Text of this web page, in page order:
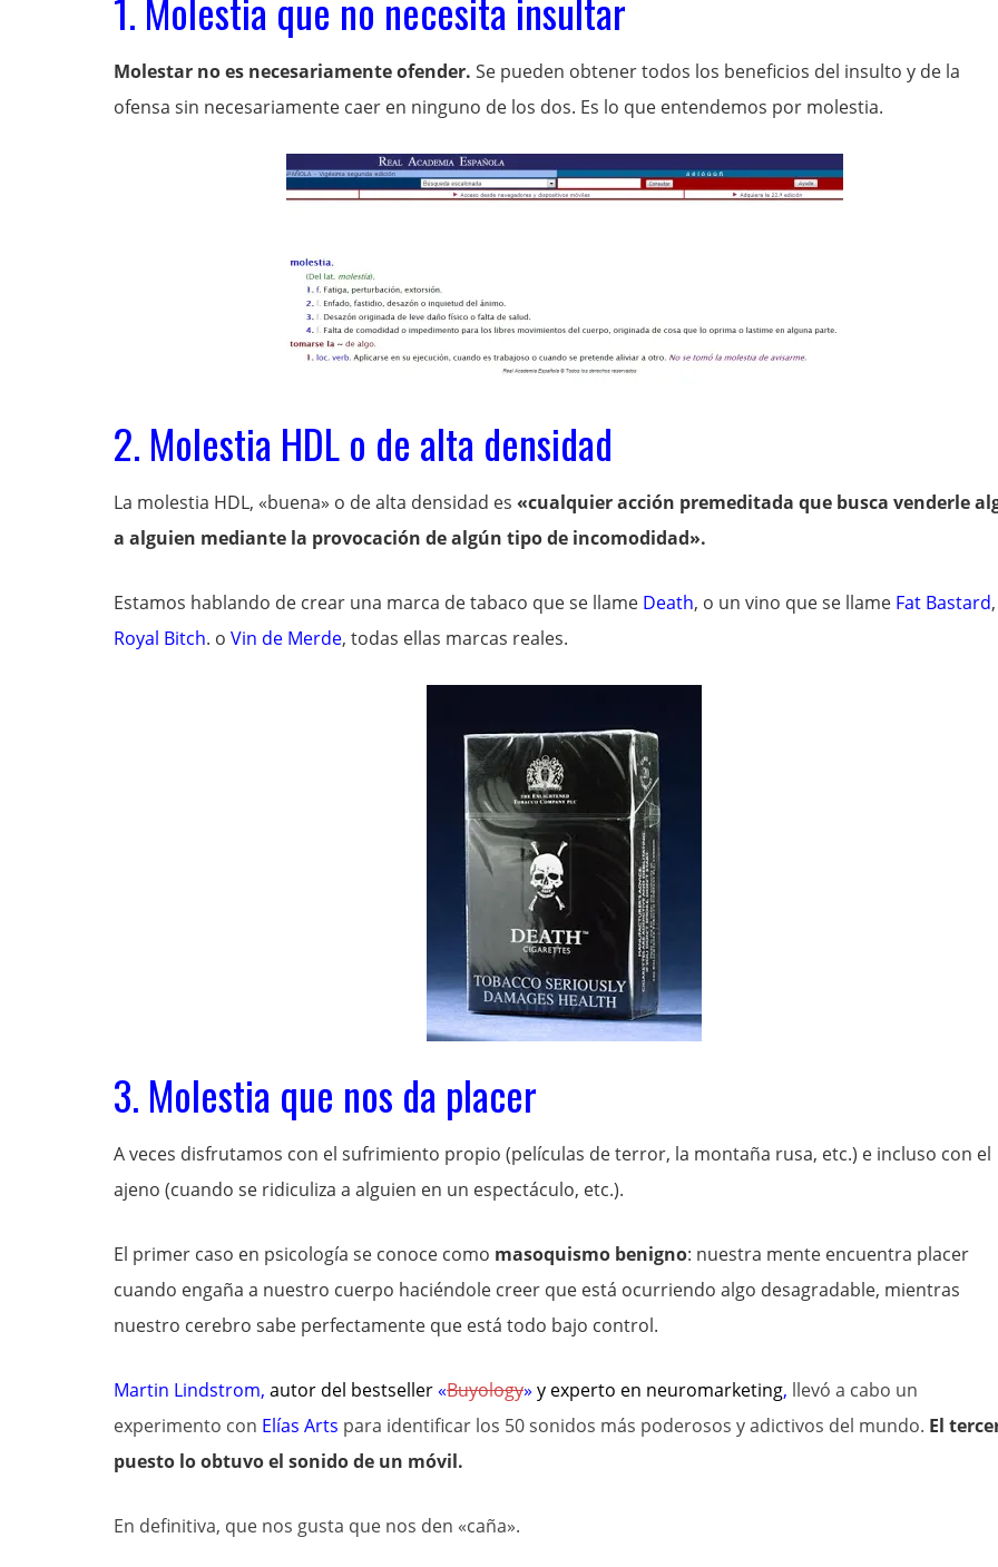
Molestar no es necesariamente ofender. Se pueden obtener todos los beneficios del insulto y de la
ofensa sin necesariamente caer en ninguno de los dos. Es lo que entendemos por molestia.
2. Molestia HDL o de alta densidad
La molestia HDL, «buena» o de alta densidad es «cualquier acción premeditada que busca venderle
a alguien mediante la provocación de algún tipo de incomodidad».
Estamos hablando de crear una marca de tabaco que se llame Death, o un vino que se llame Fat Bastard
Royal Bitch. o Vin de Merde, todas ellas marcas reales.
3. Molestia que nos da placer
A veces disfrutamos con el sufrimiento propio (películas de terror, la montaña rusa, etc.) e incluso con el
ajeno (cuando se ridiculiza a alguien en un espectáculo, etc.).
El primer caso en psicología se conoce como masoquismo benigno: nuestra mente encuentra placer
cuando engaña a nuestro cuerpo haciéndole creer que está ocurriendo algo desagradable, mientras
nuestro cerebro sabe perfectamente que está todo bajo control.
Martin Lindstrom, autor del bestseller«Buyology» y experto en neuromarketing, llevó a cabo un
experimento con Elías Arts para identificar los 50 sonidos más poderosos y adictivos del mundo. El
puesto lo obtuvo el sonido de un móvil.
En definitiva, que nos gusta que nos den «caña».